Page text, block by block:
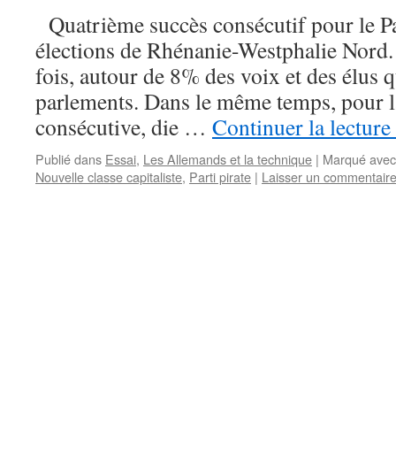
Quatrième succès consécutif pour le
élections de Rhénanie-Westphalie
fois, autour de 8% des voix et des élus
parlements. Dans le même temps, pour
consécutive, die … Continuer la lecture
Publié dans Essai, Les Allemands et la technique | Marqué avec
Nouvelle classe capitaliste, Parti pirate | Laisser un commentaire